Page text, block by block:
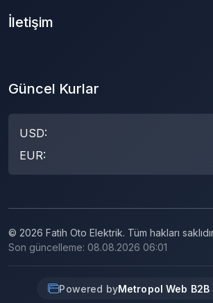
İletişim
Güncel Kurlar
USD:
EUR:
© 2026 Fatih Oto Elektrik. Tüm hakları
Son güncelleme: 08.08.2026 06:01
Powered byMetropol Web